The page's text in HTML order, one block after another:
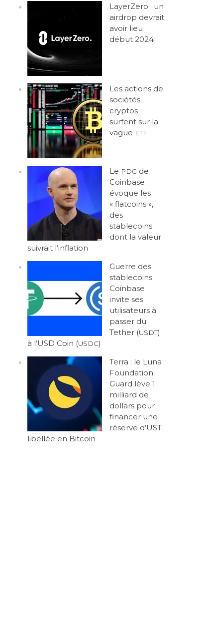
LayerZero : un
airdrop devrait
avoir lieu
début 2024
Les actions de
sociétés
cryptos
surfent sur la
vague ETF
Le PDG de
Coinbase
évoque les
« flatcoins »,
des
stablecoins
dont la valeur
suivrait l’inflation
Guerre des
stablecoins :
Coinbase
invite ses
utilisateurs à
passer du
Tether (USDT)
à l’USD Coin (USDC)
Terra : le Luna
Foundation
Guard lève 1
milliard de
dollars pour
financer une
réserve d’UST
libellée en Bitcoin